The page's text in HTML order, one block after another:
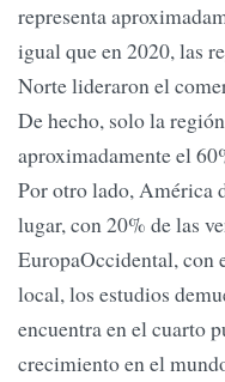
representa
igual que en 2020, las
Norte lideraron el
De hecho, solo la
aproximadamente el
Por otro lado, América
lugar, con 20% de las
EuropaOccidental, con
local, los estudios
encuentra en el cuarto
crecimiento en el